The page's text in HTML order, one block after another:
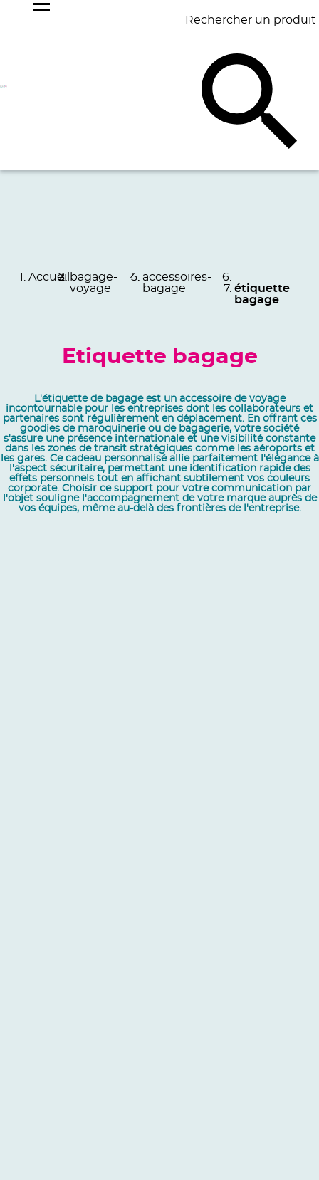
Rechercher un produit
BAGAGERIE BUREAU
Accueil bagage-
voyage
accessoires-
bagage
étiquette
bagage
Etiquette bagage
L'étiquette de bagage est un accessoire de voyage
incontournable pour les entreprises dont les collaborateurs et
partenaires sont régulièrement en déplacement. En offrant ces
goodies de maroquinerie ou de bagagerie, votre société
s'assure une présence internationale et une visibilité constante
dans les zones de transit stratégiques comme les aéroports et
les gares. Ce cadeau personnalisé allie parfaitement l'élégance à
l'aspect sécuritaire, permettant une identification rapide des
effets personnels tout en affichant subtilement vos couleurs
corporate. Choisir ce support pour votre communication par
l'objet souligne l'accompagnement de votre marque auprès de
vos équipes, même au-delà des frontières de l'entreprise.